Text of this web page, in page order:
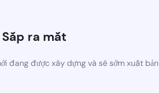
Sắp ra mắt
đang được xây dựng và sẽ sớm xuất bản